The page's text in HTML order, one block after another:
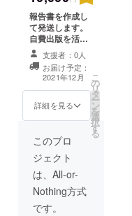
報告書を作成し
て発送します。
自費出版を活用
予定。ゆうメー
ルにて発送予
定。
支援者：0人
お届け予定：
2021年12月
詳細を見る
こ
の
リ
タ
ー
ン
を
選
択
す
る
このプロ
ジェクト
は、All-or-
Nothing方式
です。